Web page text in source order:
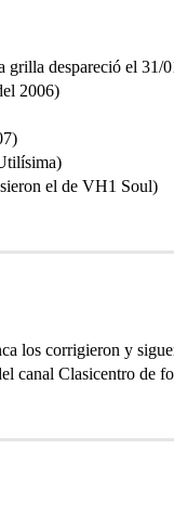
despareció el 31/
2006)
el de VH1 Soul)
los corrigieron y
canal Clasicentro de